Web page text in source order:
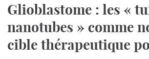
Glioblastome : les «
nanotubes » comme
cible thérapeutique